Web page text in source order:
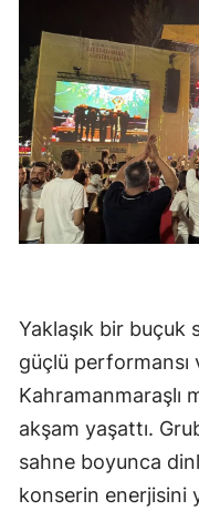
Yaklaşık bir buçuk
güçlü performansı
Kahramanmaraşlı
akşam yaşattı.
sahne boyunca
konserin enerjisini